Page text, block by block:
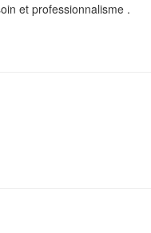
et professionnalisme .